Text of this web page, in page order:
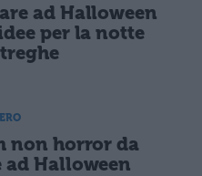
ad Halloween
per la notte
non horror da
ad Halloween